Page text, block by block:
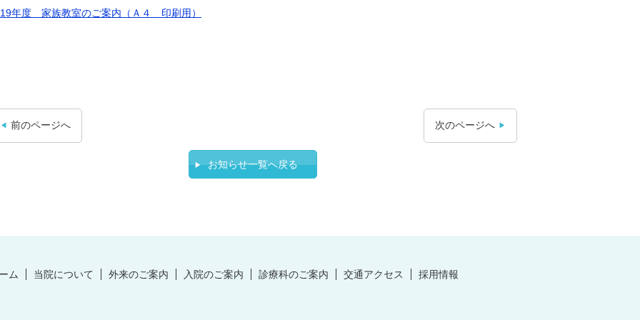
年度 家族教室のご案内（Ａ４ 印刷用）
前のページへ 次のページへ
お知らせ一覧へ戻る
ム 当院について 外来のご案内 入院のご案内 診療科のご案内 交通アクセス 採用情報